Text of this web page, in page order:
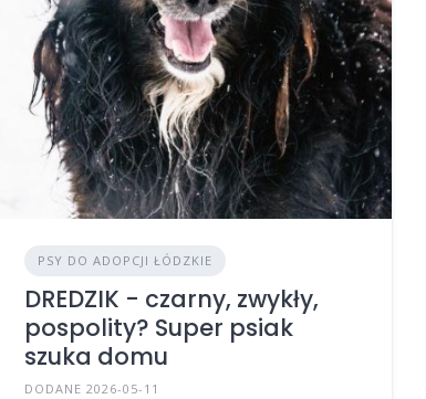
PSY DO ADOPCJI ŁÓDZKIE
DREDZIK - czarny, zwykły,
pospolity? Super psiak
szuka domu
DODANE 2026-05-11